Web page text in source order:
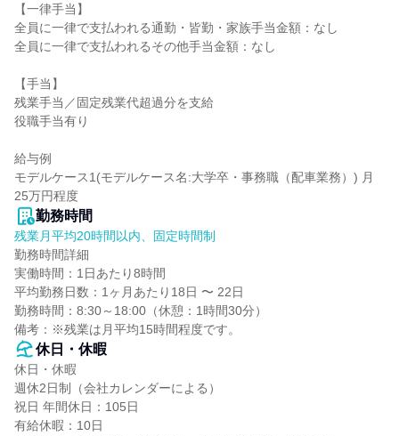
【一律手当】
全員に一律で支払われる通勤・皆勤・家族手当金額：なし
全員に一律で支払われるその他手当金額：なし
【手当】
残業手当／固定残業代超過分を支給
役職手当有り
給与例
モデルケース1(モデルケース名:大学卒・事務職（配車業務）) 月
25万円程度
勤務時間
残業月平均20時間以内、固定時間制
勤務時間詳細
実働時間：1日あたり8時間
平均勤務日数：1ヶ月あたり18日 〜 22日
勤務時間：8:30～18:00（休憩：1時間30分）
備考：※残業は月平均15時間程度です。
休日・休暇
休日・休暇
週休2日制（会社カレンダーによる）
祝日 年間休日：105日
有給休暇：10日